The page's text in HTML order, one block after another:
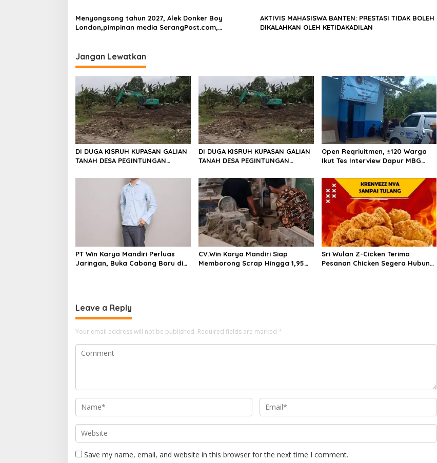
Menyongsong tahun 2027, Alek Donker Boy
London,pimpinan media SerangPost.com,
tugas jurnalistik
AKTIVIS MAHASISWA BANTEN: PRESTASI TIDAK BOLEH
DIKALAHKAN OLEH KETIDAKADILAN
Jangan Lewatkan
DI DUGA KISRUH KUPASAN GALIAN
TANAH DESA PEGINTUNGAN
SALING KLAIM SOAL TANAH
DI DUGA KISRUH KUPASAN GALIAN
TANAH DESA PEGINTUNGAN
SALING KLAIM SOAL TANAH
Open Reqriuitmen, ±120 Warga
Ikut Tes Interview Dapur MBG
Banten
PT Win Karya Mandiri Perluas
Jaringan, Buka Cabang Baru di
CV.Win Karya Mandiri Siap
Memborong Scrap Hingga 1,95
Sri Wulan Z-Cicken Terima
Pesanan Chicken Segera Hubungi
Leave a Reply
Your email address will not be published. Required fields are marked *
Save my name, email, and website in this browser for the next time I comment.
Dicopot DPP PPP, Subadri Tolak
Plt DPW Banten dan Siap Gugat
ke Jalur Hukum